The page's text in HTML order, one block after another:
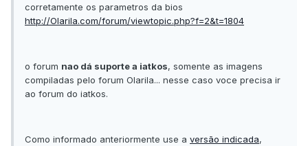
corretamente os parametros da bios
http://Olarila.com/forum/viewtopic.php?f=2&t=1804
o forum nao dá suporte a iatkos, somente as imagens
compiladas pelo forum Olarila... nesse caso voce precisa ir
ao forum do iatkos.
Como informado anteriormente use a versão indicada,